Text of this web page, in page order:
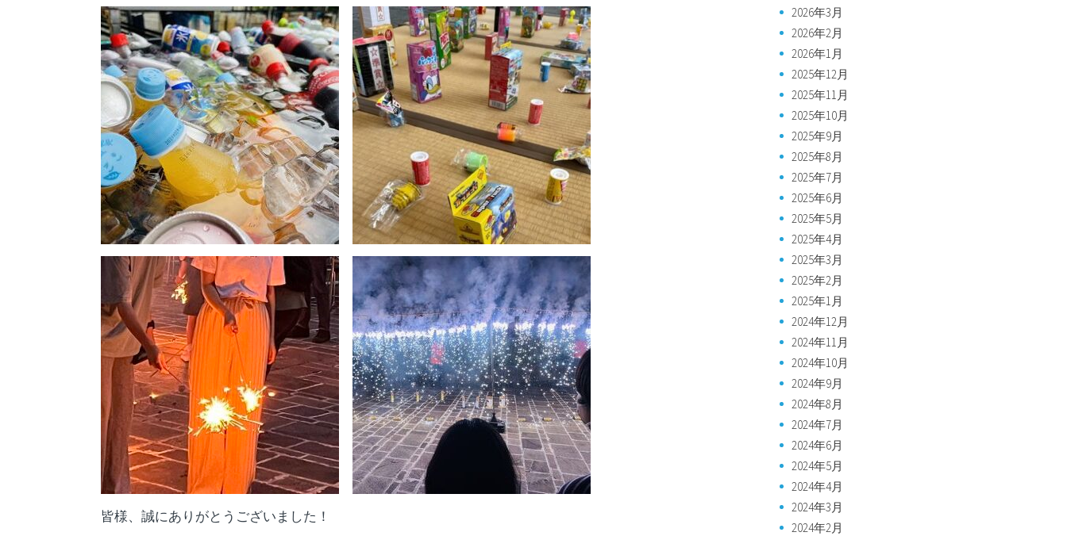
皆様、誠にありがとうございました！
2026年3月
2026年2月
2026年1月
2025年12月
2025年11月
2025年10月
2025年9月
2025年8月
2025年7月
2025年6月
2025年5月
2025年4月
2025年3月
2025年2月
2025年1月
2024年12月
2024年11月
2024年10月
2024年9月
2024年8月
2024年7月
2024年6月
2024年5月
2024年4月
2024年3月
2024年2月